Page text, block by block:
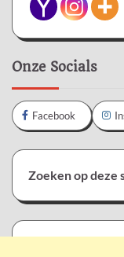
Onze Socials
Facebook
Zoeken op deze